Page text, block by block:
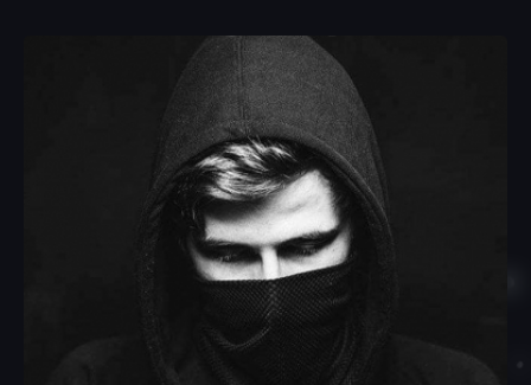
Montana est connu pour ses fréquentes
collaborations avec Max B, et plus récemment
avec Rick Ross aux côtés de son groupe, les Coke
Boys. Il a également collaboré avec des artistes de
renom tels que Drake, will.i.am, Jeremih, Future, Lil
Wayne, Fat Joe, J Balvin… entre autres.